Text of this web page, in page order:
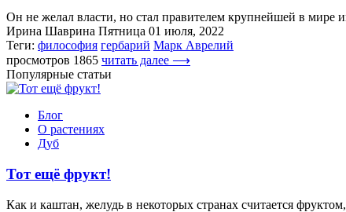
Он не желал власти, но стал правителем крупнейшей в мире
Ирина Шаврина Пятница 01 июля, 2022
Теги: философия гербарий Марк Аврелий
просмотров 1865 читать далее ⟶
Популярные статьи
Блог
О растениях
Дуб
Тот ещё фрукт!
Как и каштан, желудь в некоторых странах считается